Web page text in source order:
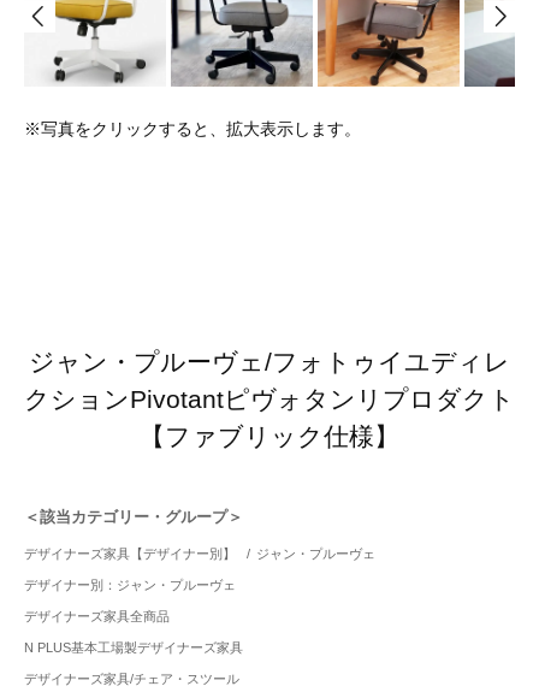
※写真をクリックすると、拡大表示します。
ジャン・プルーヴェ/フォトゥイユディレ
クションPivotantピヴォタンリプロダクト
【ファブリック仕様】
＜該当カテゴリー・グループ＞
デザイナーズ家具【デザイナー別】 / ジャン・プルーヴェ
デザイナー別：ジャン・プルーヴェ
デザイナーズ家具全商品
N PLUS基本工場製デザイナーズ家具
デザイナーズ家具/チェア・スツール